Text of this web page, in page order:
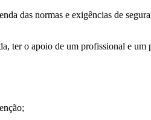
das normas e exigências de
ter o apoio de um profissional e